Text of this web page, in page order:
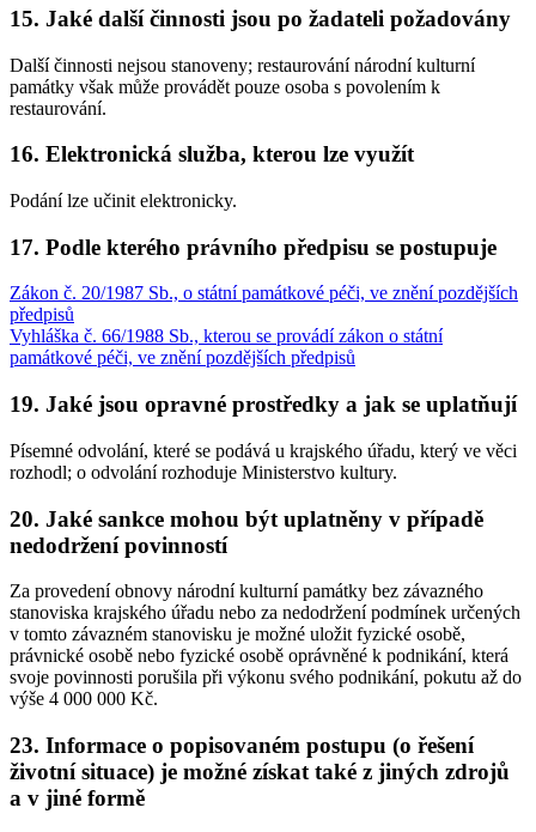
15. Jaké další činnosti jsou po žadateli požadovány
Další činnosti nejsou stanoveny; restaurování národní kulturní
památky však může provádět pouze osoba s povolením k
restaurování.
16. Elektronická služba, kterou lze využít
Podání lze učinit elektronicky.
17. Podle kterého právního předpisu se postupuje
Zákon č. 20/1987 Sb., o státní památkové péči, ve znění pozdějších
předpisů
Vyhláška č. 66/1988 Sb., kterou se provádí zákon o státní
památkové péči, ve znění pozdějších předpisů
19. Jaké jsou opravné prostředky a jak se uplatňují
Písemné odvolání, které se podává u krajského úřadu, který ve věci
rozhodl; o odvolání rozhoduje Ministerstvo kultury.
20. Jaké sankce mohou být uplatněny v případě
nedodržení povinností
Za provedení obnovy národní kulturní památky bez závazného
stanoviska krajského úřadu nebo za nedodržení podmínek určených
v tomto závazném stanovisku je možné uložit fyzické osobě,
právnické osobě nebo fyzické osobě oprávněné k podnikání, která
svoje povinnosti porušila při výkonu svého podnikání, pokutu až do
výše 4 000 000 Kč.
23. Informace o popisovaném postupu (o řešení
životní situace) je možné získat také z jiných zdrojů
a v jiné formě